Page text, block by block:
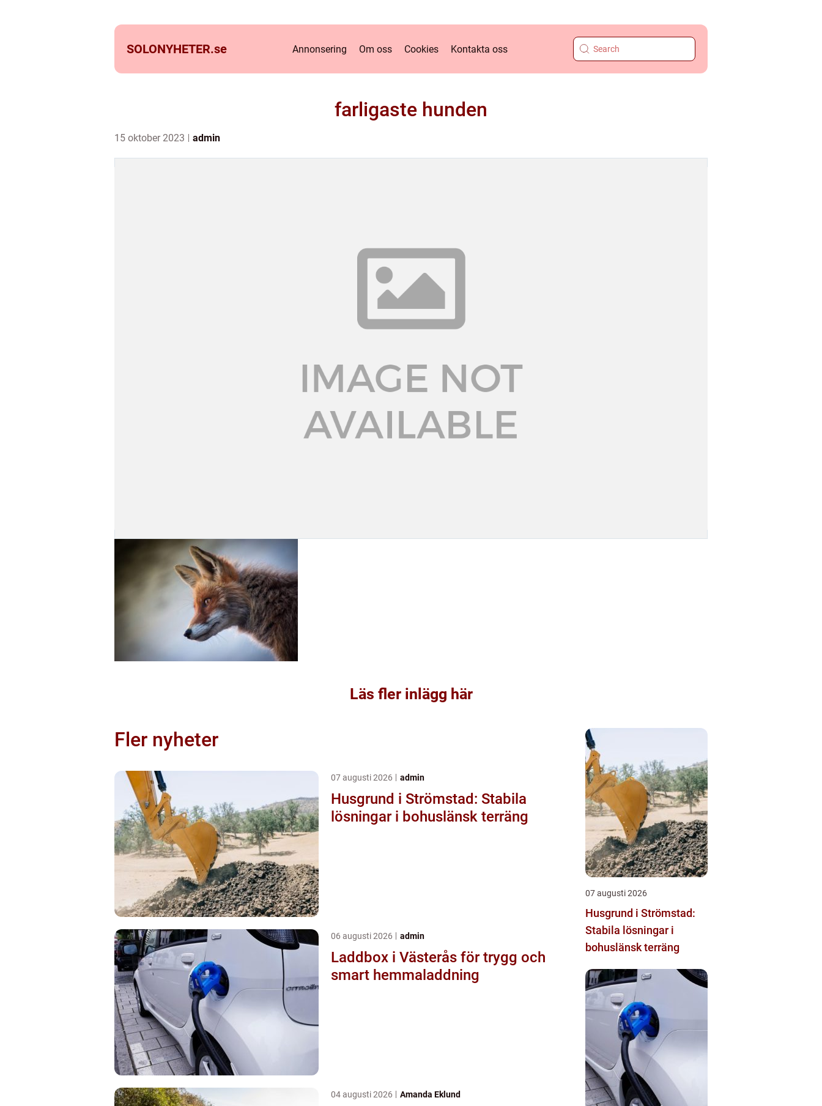
SOLONYHETER.se Annonsering Om oss Cookies Kontakta oss
farligaste hunden
15 oktober 2023 admin
Läs fler inlägg här
Fler nyheter
07 augusti 2026 admin
Husgrund i Strömstad: Stabila
lösningar i bohuslänsk terräng
06 augusti 2026 admin
Laddbox i Västerås för trygg och
smart hemmaladdning
04 augusti 2026 Amanda Eklund
07 augusti 2026
Husgrund i Strömstad:
Stabila lösningar i
bohuslänsk terräng